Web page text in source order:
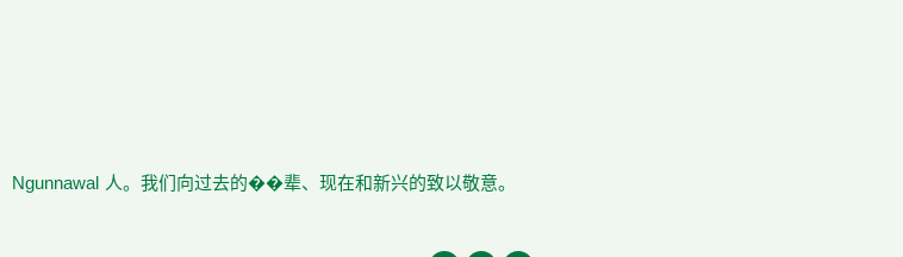
Ngunnawal 人。我们向过去的��辈、现在和新兴的致以敬意。